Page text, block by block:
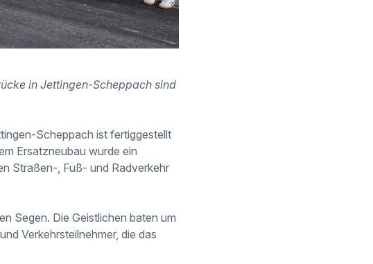
in Jettingen-Scheppach sind
Scheppach ist fertiggestellt
Ersatzneubau wurde ein
Straßen-, Fuß- und Radverkehr
Segen. Die Geistlichen baten um
Verkehrsteilnehmer, die das